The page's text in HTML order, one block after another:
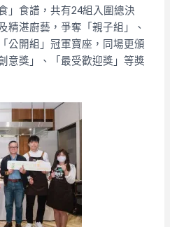
」食譜，共有24組入圍總決
精湛廚藝，爭奪「親子組」、
公開組」冠軍寶座，同場更頒
意獎」、
「最受歡迎獎」等獎